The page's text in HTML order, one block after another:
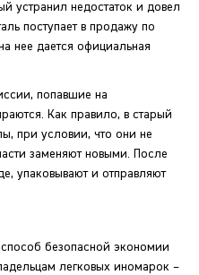
устранил недостаток и довел
поступает в продажу по
нее дается официальная
попавшие на
Как правило, в старый
при условии, что они не
заменяют новыми. После
упаковывают и отправляют
безопасной экономии
легковых иномарок –